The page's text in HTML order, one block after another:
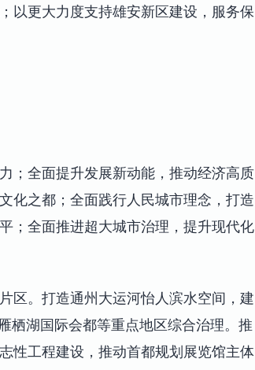
以更大力度支持雄安新区建设，服务保
；全面提升发展新动能，推动经济高质
化之都；全面践行人民城市理念，打造
；全面推进超大城市治理，提升现代化
区。打造通州大运河怡人滨水空间，建
栖湖国际会都等重点地区综合治理。推
性工程建设，推动首都规划展览馆主体